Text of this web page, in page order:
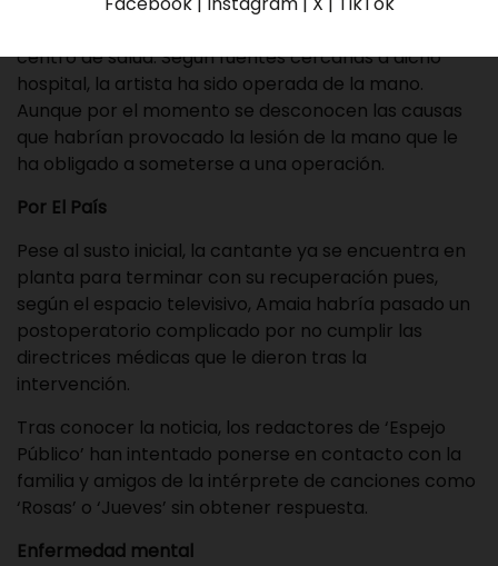
centro de salud. Según fuentes cercanas a dicho
hospital, la artista ha sido operada de la mano.
Aunque por el momento se desconocen las causas
que habrían provocado la lesión de la mano que le
ha obligado a someterse a una operación.
Por El País
Pese al susto inicial, la cantante ya se encuentra en
planta para terminar con su recuperación pues,
según el espacio televisivo, Amaia habría pasado un
postoperatorio complicado por no cumplir las
directrices médicas que le dieron tras la
intervención.
Tras conocer la noticia, los redactores de ‘Espejo
Público’ han intentado ponerse en contacto con la
familia y amigos de la intérprete de canciones como
‘Rosas’ o ‘Jueves’ sin obtener respuesta.
Enfermedad mental